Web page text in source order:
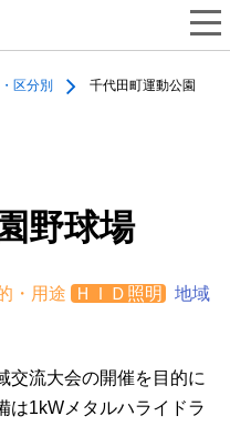
区分別
千代田町運動公園
野球場
・用途 ＨＩＤ照明
地域
交流大会の開催を目的に
は1kWメタルハライドラ